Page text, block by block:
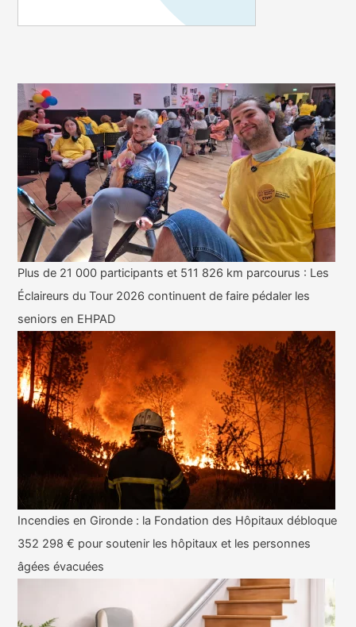
Plus de 21 000 participants et 511 826 km parcourus : Les
Éclaireurs du Tour 2026 continuent de faire pédaler les
seniors en EHPAD
Incendies en Gironde : la Fondation des Hôpitaux débloque
352 298 € pour soutenir les hôpitaux et les personnes
âgées évacuées